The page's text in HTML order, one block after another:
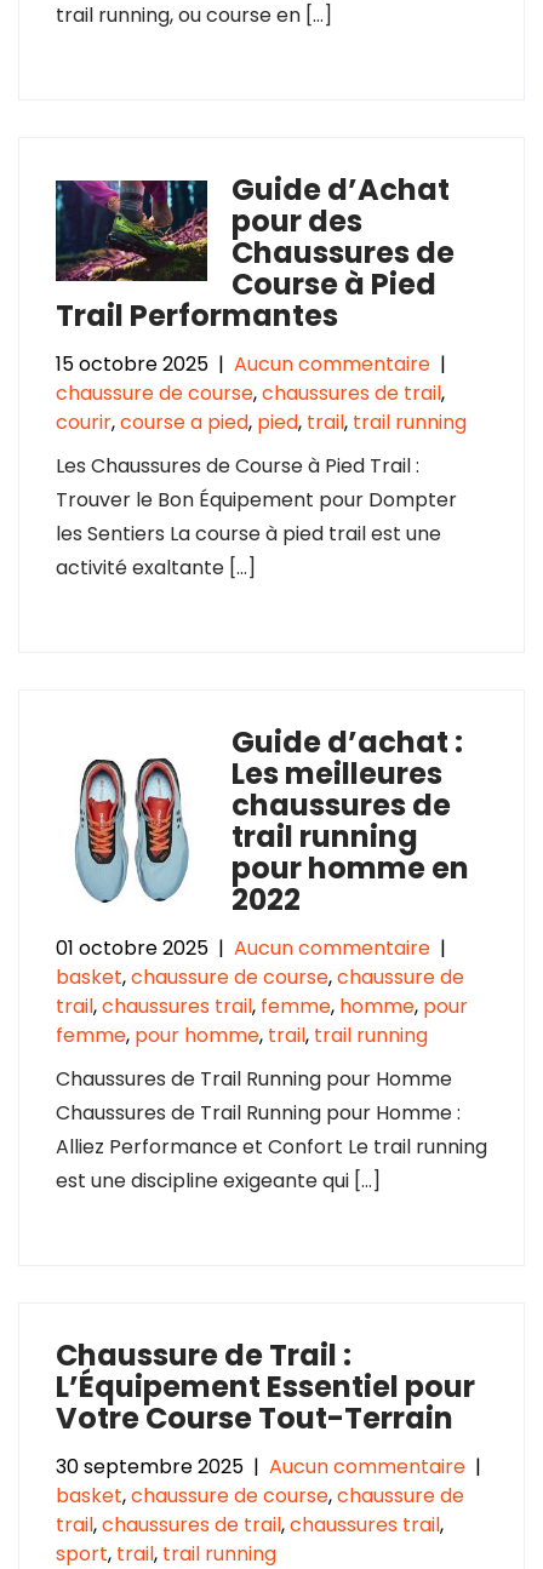
trail running, ou course en […]
Guide d’Achat
pour des
Chaussures de
Course à Pied
Trail Performantes
15 octobre 2025 | Aucun commentaire |
chaussure de course,chaussures de trail,
courir,course a pied, pied, trail, trail running
Les Chaussures de Course à Pied Trail :
Trouver le Bon Équipement pour Dompter
les Sentiers La course à pied trail est une
activité exaltante […]
Guide d’achat :
Les meilleures
chaussures de
trail running
pour homme en
2022
01 octobre 2025 | Aucun commentaire |
basket,chaussure de course,chaussure de
trail,chaussures trail, femme, homme, pour
femme, pour homme, trail, trail running
Chaussures de Trail Running pour Homme
Chaussures de Trail Running pour Homme :
Alliez Performance et Confort Le trail running
est une discipline exigeante qui […]
Chaussure de Trail :
L’Équipement Essentiel pour
Votre Course Tout-Terrain
30 septembre 2025 | Aucun commentaire |
basket,chaussure de course,chaussure de
trail,chaussures de trail,chaussures trail,
sport, trail, trail running